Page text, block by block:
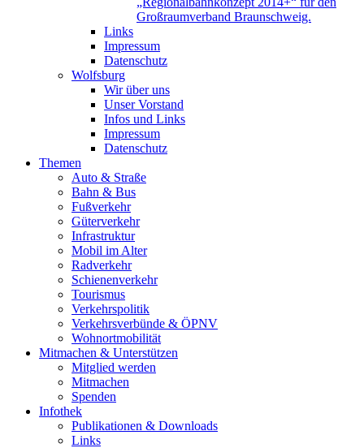
Großraumverband Braunschweig.
Links
Impressum
Datenschutz
Wolfsburg
Wir über uns
Unser Vorstand
Infos und Links
Impressum
Datenschutz
Themen
Auto & Straße
Bahn & Bus
Fußverkehr
Güterverkehr
Infrastruktur
Mobil im Alter
Radverkehr
Schienenverkehr
Tourismus
Verkehrspolitik
Verkehrsverbünde & ÖPNV
Wohnortmobilität
Mitmachen & Unterstützen
Mitglied werden
Mitmachen
Spenden
Infothek
Publikationen & Downloads
Links